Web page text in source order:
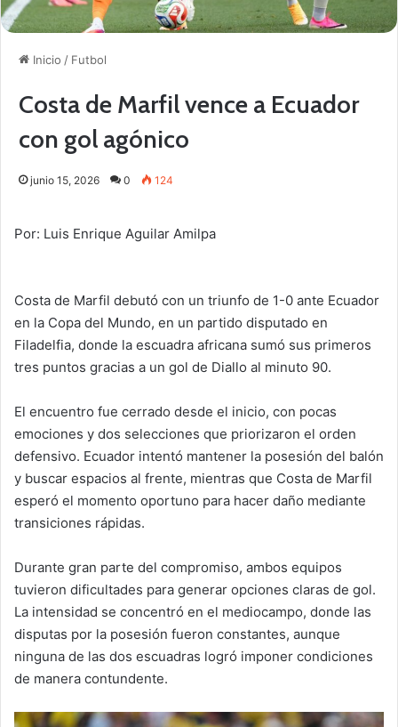
Inicio / Futbol
Costa de Marfil vence a Ecuador
con gol agónico
junio 15, 2026 0 124
Por: Luis Enrique Aguilar Amilpa
Costa de Marfil debutó con un triunfo de 1-0 ante Ecuador
en la Copa del Mundo, en un partido disputado en
Filadelfia, donde la escuadra africana sumó sus primeros
tres puntos gracias a un gol de Diallo al minuto 90.
El encuentro fue cerrado desde el inicio, con pocas
emociones y dos selecciones que priorizaron el orden
defensivo. Ecuador intentó mantener la posesión del balón
y buscar espacios al frente, mientras que Costa de Marfil
esperó el momento oportuno para hacer daño mediante
transiciones rápidas.
Durante gran parte del compromiso, ambos equipos
tuvieron dificultades para generar opciones claras de gol.
La intensidad se concentró en el mediocampo, donde las
disputas por la posesión fueron constantes, aunque
ninguna de las dos escuadras logró imponer condiciones
de manera contundente.